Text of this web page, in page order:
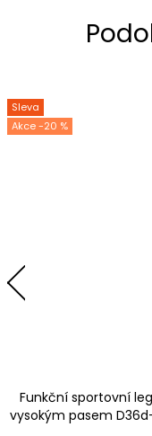
Sleva
-20 %
Funkční sportovní
vysokým pasem